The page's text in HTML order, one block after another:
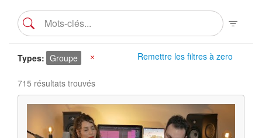
Remettre les filtres à zero
Types Groupe
715 résultats trouvés